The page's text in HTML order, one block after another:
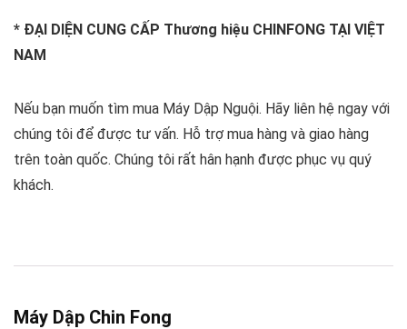
* ĐẠI DIỆN CUNG CẤP Thương hiệu CHINFONG TẠI VIỆT
NAM
Nếu bạn muốn tìm mua Máy Dập Nguội. Hãy liên hệ ngay với
chúng tôi để được tư vấn. Hỗ trợ mua hàng và giao hàng
trên toàn quốc. Chúng tôi rất hân hạnh được phục vụ quý
khách.
Máy Dập Chin Fong